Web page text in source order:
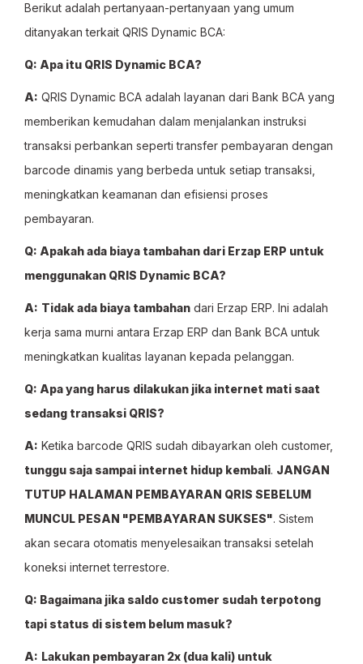
Berikut adalah pertanyaan-pertanyaan yang umum
ditanyakan terkait QRIS Dynamic BCA:
Q: Apa itu QRIS Dynamic BCA?
A: QRIS Dynamic BCA adalah layanan dari Bank BCA yang
memberikan kemudahan dalam menjalankan instruksi
transaksi perbankan seperti transfer pembayaran dengan
barcode dinamis yang berbeda untuk setiap transaksi,
meningkatkan keamanan dan efisiensi proses
pembayaran.
Q: Apakah ada biaya tambahan dari Erzap ERP untuk
menggunakan QRIS Dynamic BCA?
A: Tidak ada biaya tambahan dari Erzap ERP. Ini adalah
kerja sama murni antara Erzap ERP dan Bank BCA untuk
meningkatkan kualitas layanan kepada pelanggan.
Q: Apa yang harus dilakukan jika internet mati saat
sedang transaksi QRIS?
A: Ketika barcode QRIS sudah dibayarkan oleh customer,
tunggu saja sampai internet hidup kembali. JANGAN
TUTUP HALAMAN PEMBAYARAN QRIS SEBELUM
MUNCUL PESAN "PEMBAYARAN SUKSES". Sistem
akan secara otomatis menyelesaikan transaksi setelah
koneksi internet terrestore.
Q: Bagaimana jika saldo customer sudah terpotong
tapi status di sistem belum masuk?
A: Lakukan pembayaran 2x (dua kali) untuk